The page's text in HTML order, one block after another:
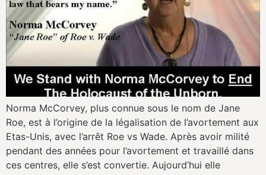
Norma McCorvey, plus connue sous le nom de Jane
Roe, est à l’origine de la légalisation de l’avortement aux
Etas-Unis, avec l’arrêt Roe vs Wade. Après avoir milité
pendant des années pour l’avortement et travaillé dans
ces centres, elle s’est convertie. Aujourd’hui elle